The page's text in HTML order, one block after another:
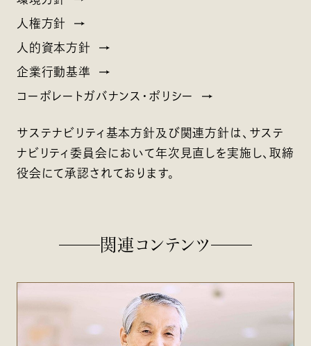
人権方針
人的資本方針
企業行動基準
コーポレートガバナンス・ポリシー
サステナビリティ基本方針及び関連方針は、サステ
ナビリティ委員会において年次見直しを実施し、取締
役会にて承認されております。
関連コンテンツ